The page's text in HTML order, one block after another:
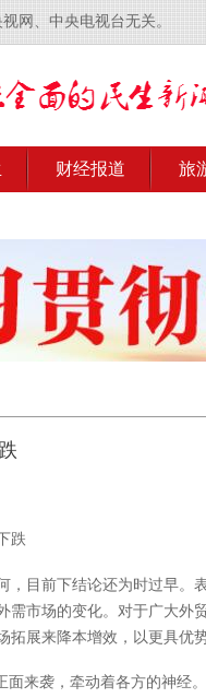
网、中央电视台无关。
财经报道 旅
跌
，目前下结论还为时过早。
需市场的变化。对于广大外
拓展来降本增效，以更具优
面来袭，牵动着各方的神经